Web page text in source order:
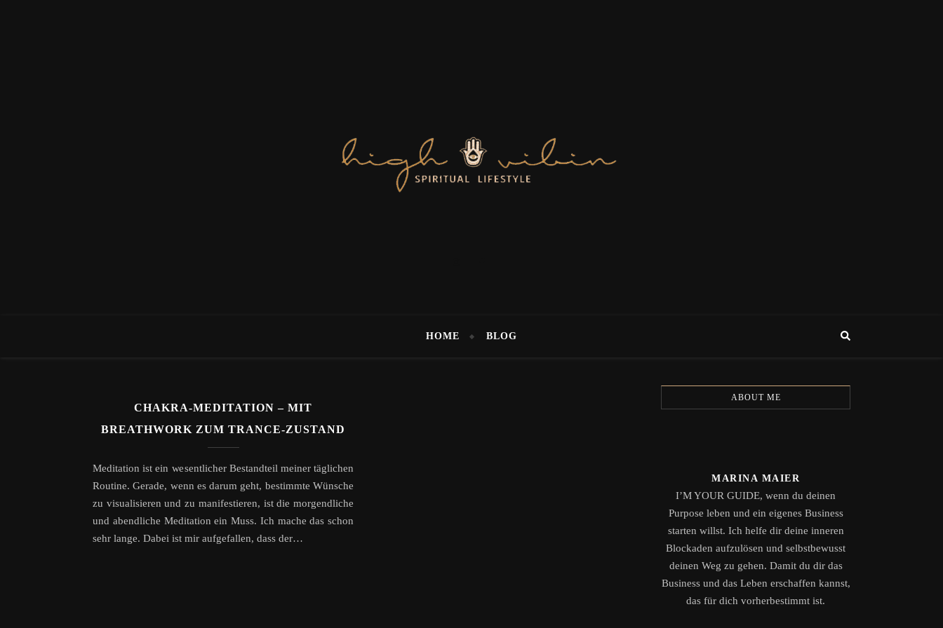
HOME BLOG
CHAKRA-MEDITATION – MIT
BREATHWORK ZUM TRANCE-ZUSTAND
Meditation ist ein wesentlicher Bestandteil meiner täglichen
Routine. Gerade, wenn es darum geht, bestimmte Wünsche
zu visualisieren und zu manifestieren, ist die morgendliche
und abendliche Meditation ein Muss. Ich mache das schon
sehr lange. Dabei ist mir aufgefallen, dass der…
ABOUT ME
MARINA MAIER
I’M YOUR GUIDE, wenn du deinen
Purpose leben und ein eigenes Business
starten willst. Ich helfe dir deine inneren
Blockaden aufzulösen und selbstbewusst
deinen Weg zu gehen. Damit du dir das
Business und das Leben erschaffen kannst,
das für dich vorherbestimmt ist.